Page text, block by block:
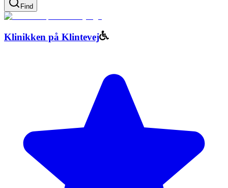
Find
Klinikken på Klintevej